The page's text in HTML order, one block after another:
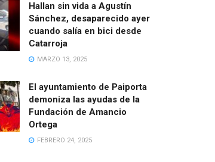
Hallan sin vida a Agustín
Sánchez, desaparecido ayer
cuando salía en bici desde
Catarroja
MARZO 13, 2025
El ayuntamiento de Paiporta
demoniza las ayudas de la
Fundación de Amancio
Ortega
FEBRERO 24, 2025